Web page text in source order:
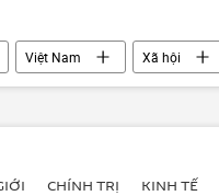
Việt Nam Xã hội
CHÍNH TRỊ KINH TẾ